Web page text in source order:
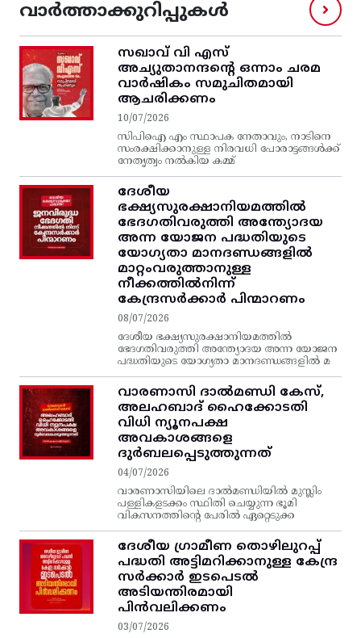
വാർത്താക്കുറിപ്പുകൾ
സഖാവ് വി എസ്‌
അച്യുതാനന്ദന്റെ ഒന്നാം ചരമ
വാര്‍ഷികം സമുചിതമായി
ആചരിക്കണം
10/07/2026
സിപിഐ എം സ്ഥാപക നേതാവും, നാടിനെ
സംരക്ഷിക്കാനുള്ള നിരവധി പോരാട്ടങ്ങള്‍ക്ക്‌
നേതൃത്വം നല്‍കിയ കമ്മ്
ദേശീയ
ഭക്ഷ്യസുരക്ഷാനിയമത്തിൽ
ഭേദഗതിവരുത്തി അന്ത്യോദയ
അന്ന യോജന പദ്ധതിയുടെ
യോഗ്യതാ മാനദണ്ഡങ്ങളിൽ
മാറ്റംവരുത്താനുള്ള
നീക്കത്തിൽനിന്ന്‌
കേന്ദ്രസർക്കാർ പിന്മാറണം
08/07/2026
ദേശീയ ഭക്ഷ്യസുരക്ഷാനിയമത്തിൽ
ഭേദഗതിവരുത്തി അന്ത്യോദയ അന്ന യോജന
പദ്ധതിയുടെ യോഗ്യതാ മാനദണ്ഡങ്ങളിൽ മ
വാരണാസി ദാൽമണ്ഡി കേസ്,
അലഹബാദ് ഹൈക്കോടതി
വിധി ന്യൂനപക്ഷ
അവകാശങ്ങളെ
ദുർബലപ്പെടുത്തുന്നത്
04/07/2026
വാരണാസിയിലെ ദാൽമണ്ഡിയിൽ മുസ്ലിം
പള്ളികളടക്കം സ്ഥിതി ചെയ്യുന്ന ഭൂമി
വികസനത്തിന്റെ പേരിൽ ഏറ്റെടുക്ക
ദേശീയ ഗ്രാമീണ തൊഴിലുറപ്പ്‌
പദ്ധതി അട്ടിമറിക്കാനുള്ള കേന്ദ്ര
സര്‍ക്കാര്‍ ഇടപെടല്‍
അടിയന്തിരമായി
പിന്‍വലിക്കണം
03/07/2026